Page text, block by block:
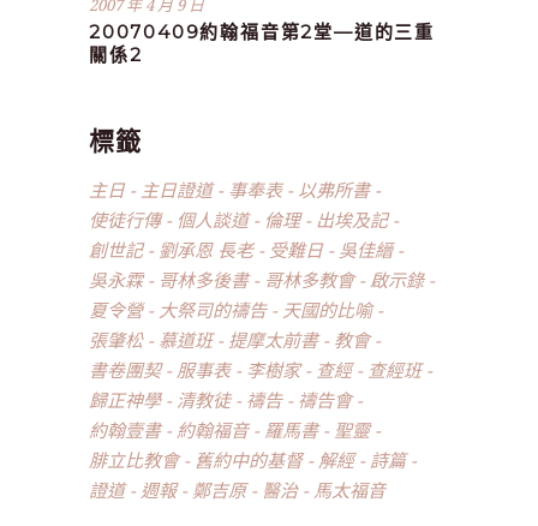
20070409約翰福音第2堂—道的三重
關係2
標籤
主日 主日證道 事奉表
以弗所書
使徒行傳
個人談道 倫理
出埃及記
創世記
劉承恩 長老 受難日
吳佳縉
吳永霖
哥林多後書 哥林多教會
啟示錄
夏令營
大祭司的禱告
天國的比喻
張肇松
慕道班 提摩太前書
教會
書卷團契
服事表 李樹家 查經
查經班
歸正神學
清教徒 禱告
禱告會
約翰壹書
約翰福音 羅馬書
聖靈
腓立比教會
舊約中的基督 解經
詩篇
證道
週報 鄭吉原 醫治 馬太福音